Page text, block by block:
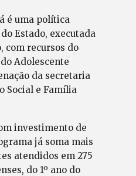
é uma política
Estado, executada
com recursos do
Adolescente
da secretaria
Social e Família
investimento de
já soma mais
atendidos em 275
do 1º ano do